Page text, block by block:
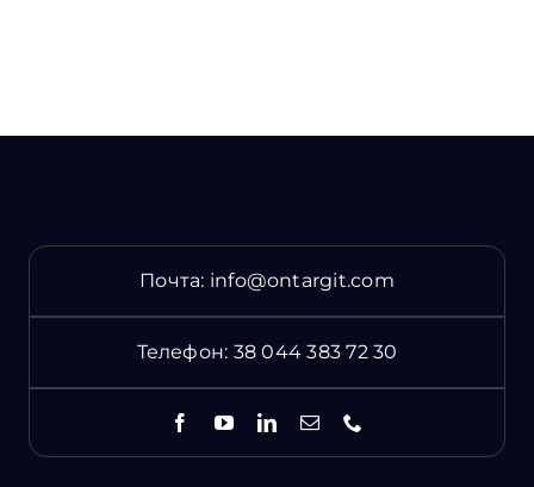
Почта: info@ontargit.com
Телефон: 38 044 383 72 30